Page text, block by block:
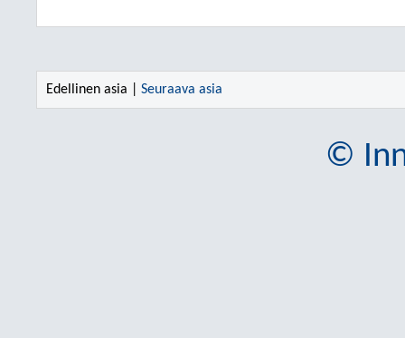
Edellinen asia | Seuraava asia
©